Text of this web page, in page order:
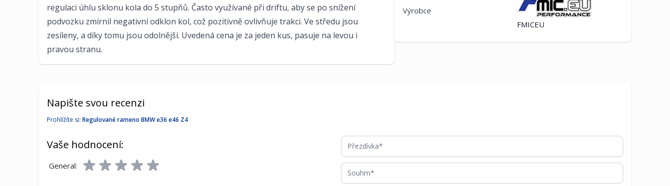
regulaci úhlu sklonu kola do 5 stupňů. Často využívané při driftu, aby se po snížení
podvozku zmírnil negativní odklon kol, což pozitivně ovlivňuje trakci. Ve středu jsou
zesíleny, a díky tomu jsou odolnější. Uvedená cena je za jeden kus, pasuje na levou i
pravou stranu.
Výrobce
FMICEU
Napište svou recenzi
Prohlížíte si: Regulované rameno BMW e36 e46 Z4
Vaše hodnocení:
General:
Přezdívka
Souhrn